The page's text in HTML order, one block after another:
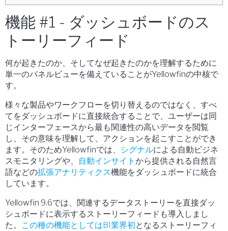
機能 #1 - ダッシュボードのス
トーリーフィード
何が起きたのか、そしてなぜ起きたのかを理解するために
単一のパネルビューを備えていることがYellowfinの中核で
す。
様々な製品やワークフローを切り替えるのではなく、すべ
てをダッシュボードに直接統合することで、ユーザーは同
じインターフェースから最も関連性の高いデータを閲覧
し、その意味を理解して、アクションを起こすことができ
ます。そのためYellowfinでは、
シグナルによる自動ビジネ
スモニタリングや、
自動インサイト から提供される自然言
語などの拡張アナリティクス機能をダッシュボードに統合
しています。
Yellowfin 9.6では、関連するデータストーリーを直接ダッ
シュボードに表示するストーリーフィードも導入しまし
た。
この種の機能としてはBI業界初となるストーリーフィ